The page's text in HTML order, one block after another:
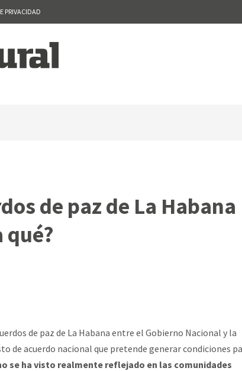
PRIVACIDAD
de paz de La Habana
de paz de La Habana entre el Gobierno Nacional y la
de acuerdo nacional que pretende generar condiciones
se ha visto realmente reflejado en las comunidades